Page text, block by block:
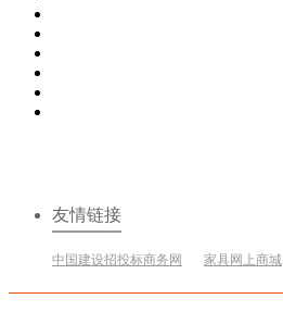
友情链接
中国建设招投标商务网 家具网上商城